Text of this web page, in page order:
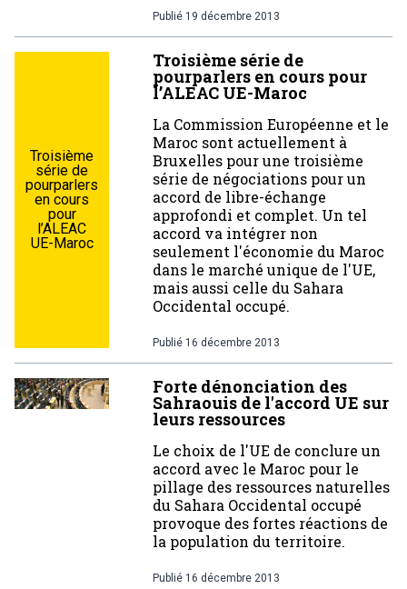
Publié 19 décembre 2013
Troisième
série de
pourparlers
en cours
pour
l’ALEAC
UE-Maroc
Troisième série de
pourparlers en cours pour
l’ALEAC UE-Maroc
La Commission Européenne et le
Maroc sont actuellement à
Bruxelles pour une troisième
série de négociations pour un
accord de libre-échange
approfondi et complet. Un tel
accord va intégrer non
seulement l'économie du Maroc
dans le marché unique de l'UE,
mais aussi celle du Sahara
Occidental occupé.
Publié 16 décembre 2013
Forte dénonciation des
Sahraouis de l'accord UE sur
leurs ressources
Le choix de l'UE de conclure un
accord avec le Maroc pour le
pillage des ressources naturelles
du Sahara Occidental occupé
provoque des fortes réactions de
la population du territoire.
Publié 16 décembre 2013